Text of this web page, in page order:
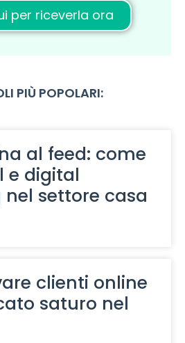
per riceverla ora
PIÙ POPOLARI:
al feed: come
e digital
settore casa
clienti online
saturo nel